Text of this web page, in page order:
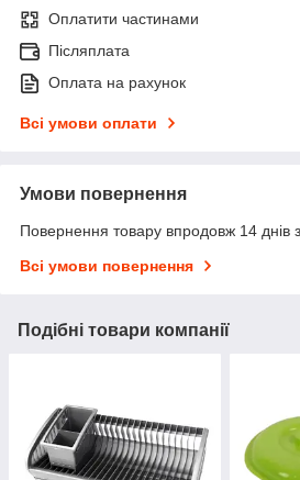
Оплатити частинами
Післяплата
Оплата на рахунок
Всі умови оплати
Умови повернення
Повернення товару впродовж 14 днів
Всі умови повернення
Подібні товари компанії